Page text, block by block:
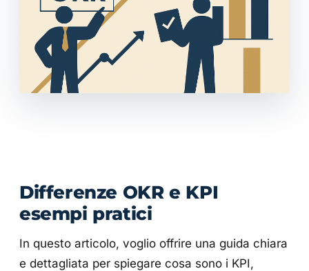
Differenze OKR e KPI
esempi pratici
In questo articolo, voglio offrire una guida chiara
e dettagliata per spiegare cosa sono i KPI,